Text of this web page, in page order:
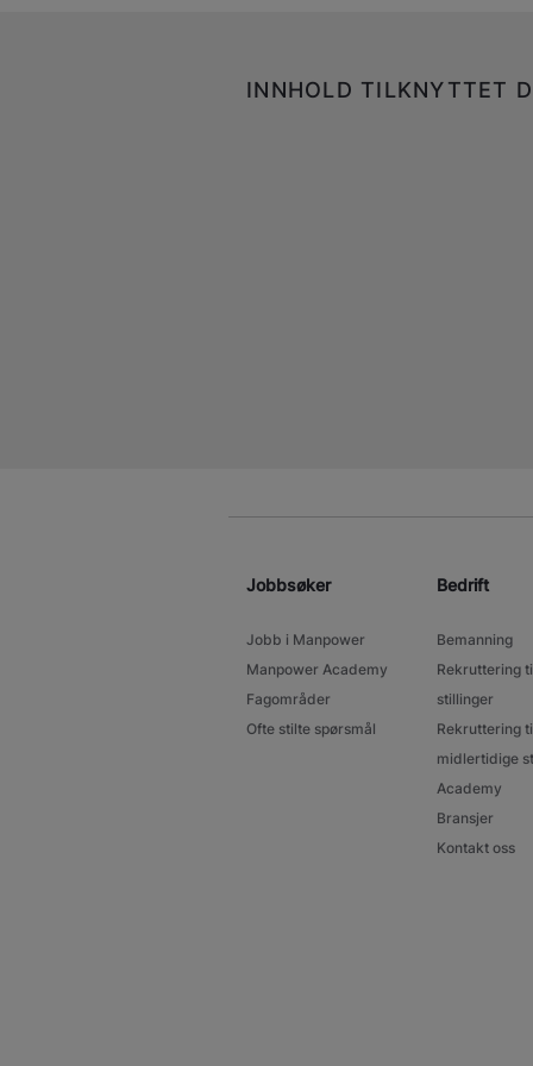
INNHOLD TILKNYTTET
Jobbsøker
Jobb i Manpower
Manpower Academy
Fagområder
Ofte stilte spørsmål
Bedrift
Bemanning
Rekruttering
stillinger
Rekruttering
midlertidige
Academy
Bransjer
Kontakt oss